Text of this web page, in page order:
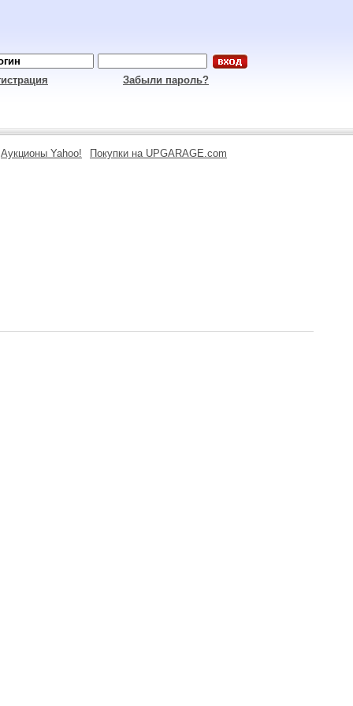
Забыли пароль?
Аукционы Yahoo! Покупки на UPGARAGE.com